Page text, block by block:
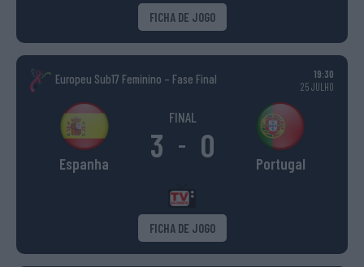
FICHA DE JOGO
Europeu Sub17 Feminino – Fase Final
19:30
25 JULHO
Espanha
FINAL
3 - 0 Portugal
FICHA DE JOGO